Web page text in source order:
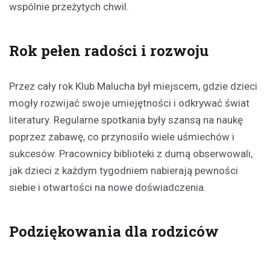
wspólnie przeżytych chwil.
Rok pełen radości i rozwoju
Przez cały rok Klub Malucha był miejscem, gdzie dzieci
mogły rozwijać swoje umiejętności i odkrywać świat
literatury. Regularne spotkania były szansą na naukę
poprzez zabawę, co przynosiło wiele uśmiechów i
sukcesów. Pracownicy biblioteki z dumą obserwowali,
jak dzieci z każdym tygodniem nabierają pewności
siebie i otwartości na nowe doświadczenia.
Podziękowania dla rodziców